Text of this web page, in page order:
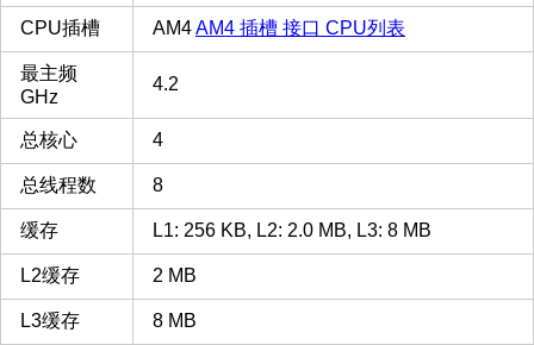
CPU插槽 AM4AM4 插槽 接口 CPU列表
最主频
GHz
4.2
总核心 4
总线程数 8
缓存 L1: 256 KB, L2: 2.0 MB, L3: 8 MB
L2缓存 2 MB
L3缓存 8 MB